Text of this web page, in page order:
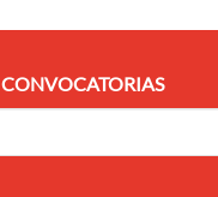
CONVOCATORIAS